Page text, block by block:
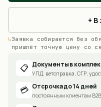
+ В
Заявка собирается без
пришлёт точную цену со
📋 Документы в
УПД, ветсправка, СГР,
💳 Отсрочка до 14 дней
постоянным клиентам B2B